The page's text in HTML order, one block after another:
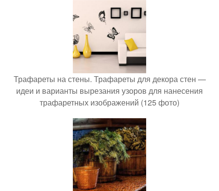
Трафареты на стены. Трафареты для декора стен —
идеи и варианты вырезания узоров для нанесения
трафаретных изображений (125 фото)